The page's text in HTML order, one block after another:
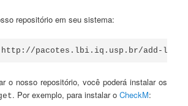
repositório em seu sistema:
http://pacotes.lbi.iq.usp.br/add-
o nosso repositório, você poderá instalar os
. Por exemplo, para instalar oCheckM: